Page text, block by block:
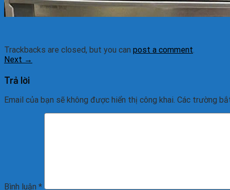
Trackbacks are closed, but you can post a comment.
Next →
Trả lời
Email của bạn sẽ không được hiển thị công khai. Các trường
Bình luận *